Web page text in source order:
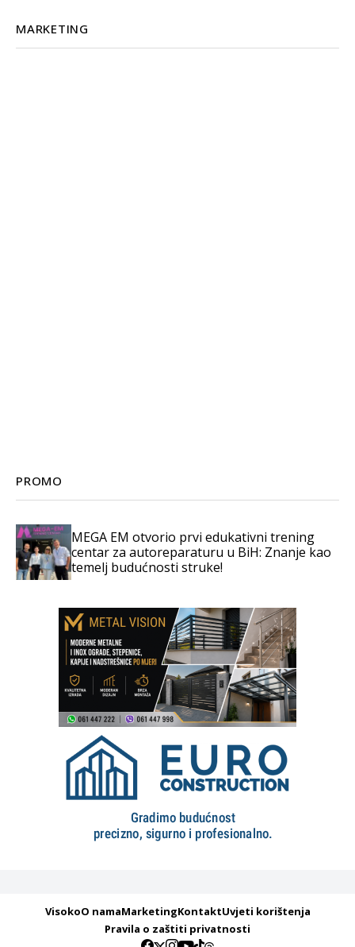
MARKETING
PROMO
MEGA EM otvorio prvi edukativni trening
centar za autoreparaturu u BiH: Znanje kao
temelj budućnosti struke!
VisokoO namaMarketingKontaktUvjeti korištenja
Pravila o zaštiti privatnosti